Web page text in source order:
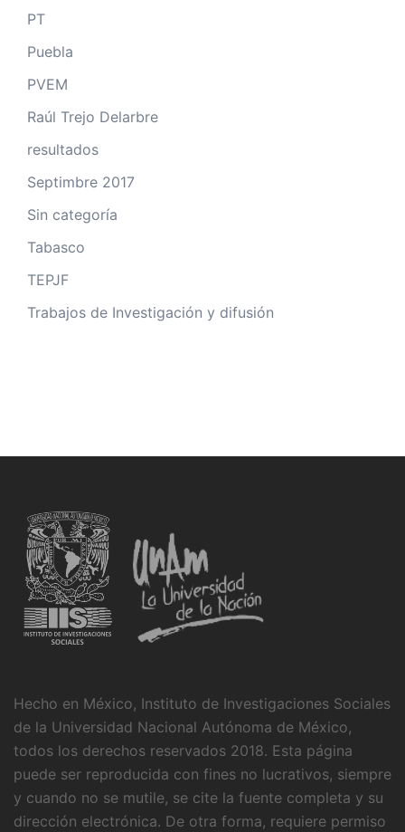
PT
Puebla
PVEM
Raúl Trejo Delarbre
resultados
Septimbre 2017
Sin categoría
Tabasco
TEPJF
Trabajos de Investigación y difusión
Hecho en México, Instituto de Investigaciones Sociales
de la Universidad Nacional Autónoma de México,
todos los derechos reservados 2018. Esta página
puede ser reproducida con fines no lucrativos, siempre
y cuando no se mutile, se cite la fuente completa y su
dirección electrónica. De otra forma, requiere permiso